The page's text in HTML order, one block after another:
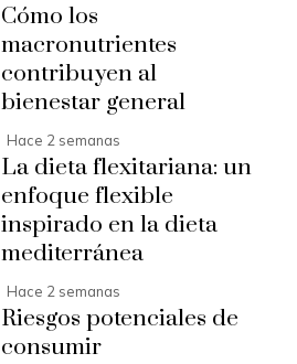
Cómo los
macronutrientes
contribuyen al
bienestar general
Hace 2 semanas
La dieta flexitariana: un
enfoque flexible
inspirado en la dieta
mediterránea
Hace 2 semanas
Riesgos potenciales de
consumir